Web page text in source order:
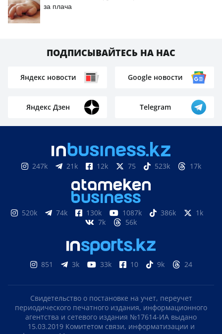
за плача
ПОДПИСЫВАЙТЕСЬ НА НАС
Яндекс новости Google новости
Яндекс Дзен Telegram
247k 21k 12k 75 523k 17k
520k 74k 130k 1087k 386k
1k
7k
56k
851 3k 33k 10 9k 24
Свидетельство о постановке на учет, переучет
периодического печатного издания, информационного
агентства и сетевого издания №17614-ИА выдано
15.03.2019 Комитетом связи, информатизации и